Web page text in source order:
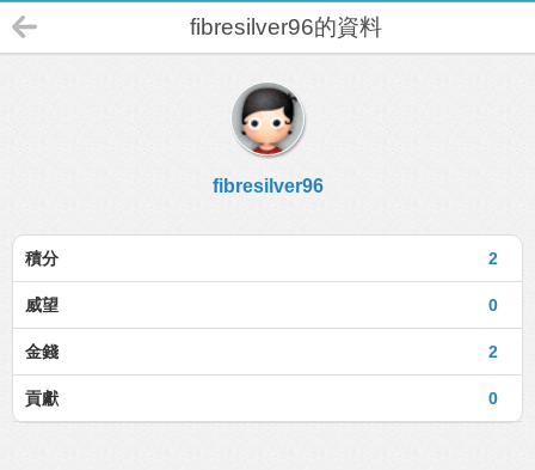
fibresilver96的資料
fibresilver96
2
積分
0
威望
2
金錢
0
貢獻